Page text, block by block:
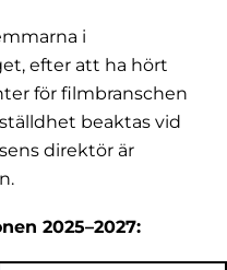
i
efter att ha hört
för filmbranschen
beaktas vid
direktör är
2025–2027: